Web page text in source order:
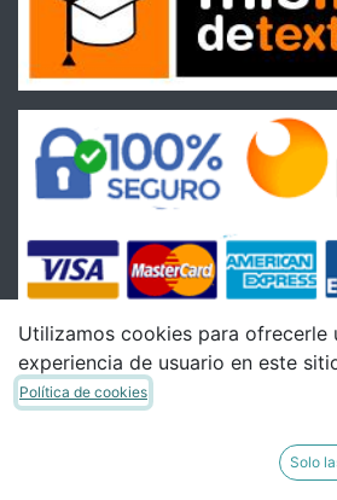
Condiciones
Utilizamos cookies para ofrecerle
experiencia de usuario en este
Política de cookies
Solo